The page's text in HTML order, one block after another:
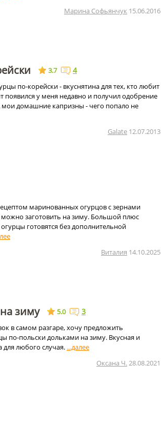
Марина Софьянчук 15.06.2016
3.7 4
по-корейски - вкуснятина для тех, кто любит
появился у меня недавно и получил одобрение
домашние капризны - чего попало не
Galate 12.07.2013
маринованных огурцов с зернами
заготовить на зиму. Большой плюс
готовятся без дополнительной
Виталия 14.10.2025
зиму 5.0 3
в самом разгаре, хочу предложить
по-польски дольками на зиму. Вкусная и
для любого случая.
Оксана Ч.28.08.2021